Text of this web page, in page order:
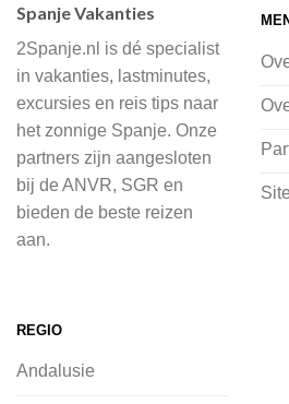
of je nu wilt relaxen op het
cultuur wilt ontdekken of
in de natuur.
Bij 2Spanje.nl begint de
voordat je het vliegtuig
inspiratie op te doen over
vliegvakantie zoeken en
2Spanje.nl, met een team
klaarstaat om eventuele
Spanje Vakanties
2Spanje.nl is dé specialist
in vakanties, lastminutes,
excursies en reis tips naar
het zonnige Spanje. Onze
partners zijn aangesloten
bij de ANVR, SGR en
bieden de beste reizen
aan.
REGIO
Andalusie